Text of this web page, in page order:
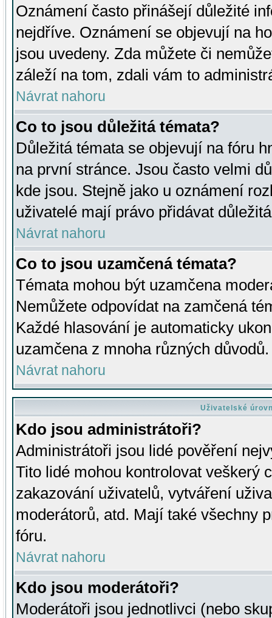
Oznámení často přinášejí důležité
nejdříve. Oznámení se objevují na
jsou uvedeny. Zda můžete či
záleží na tom, zdali vám to
Návrat nahoru
Co to jsou důležitá témata?
Důležitá témata se objevují na fóru
na první stránce. Jsou často velmi
kde jsou. Stejně jako u oznámení
uživatelé mají právo přidávat
Návrat nahoru
Co to jsou uzamčená témata?
Témata mohou být uzamčena
Nemůžete odpovídat na zamčená
Každé hlasování je automaticky
uzamčena z mnoha různých důvodů.
Návrat nahoru
Uživatelské
Kdo jsou administrátoři?
Administrátoři jsou lidé pověření
Tito lidé mohou kontrolovat veškerý
zakazování uživatelů, vytváření
moderátorů, atd. Mají také všechny
fóru.
Návrat nahoru
Kdo jsou moderátoři?
Moderátoři jsou jednotlivci (nebo